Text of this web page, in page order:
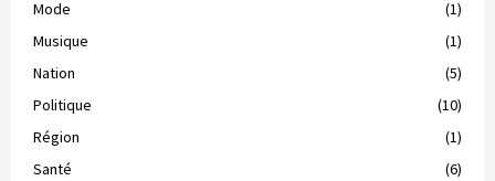
Mode
(1)
Musique
(1)
Nation
(5)
Politique
(10)
Région
(1)
Santé
(6)